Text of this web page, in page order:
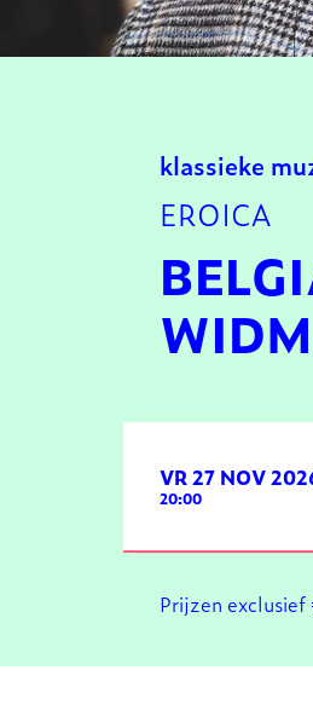
klassieke
EROICA
VR 27 NOV
20:00
Prijzen